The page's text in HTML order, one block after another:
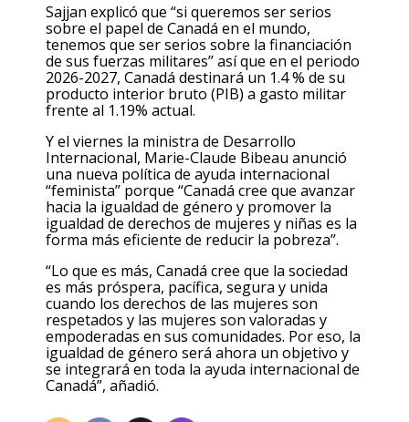
Sajjan explicó que “si queremos ser serios
sobre el papel de Canadá en el mundo,
tenemos que ser serios sobre la financiación
de sus fuerzas militares” así que en el periodo
2026-2027, Canadá destinará un 1.4 % de su
producto interior bruto (PIB) a gasto militar
frente al 1.19% actual.
Y el viernes la ministra de Desarrollo
Internacional, Marie-Claude Bibeau anunció
una nueva política de ayuda internacional
“feminista” porque “Canadá cree que avanzar
hacia la igualdad de género y promover la
igualdad de derechos de mujeres y niñas es la
forma más eficiente de reducir la pobreza”.
“Lo que es más, Canadá cree que la sociedad
es más próspera, pacífica, segura y unida
cuando los derechos de las mujeres son
respetados y las mujeres son valoradas y
empoderadas en sus comunidades. Por eso, la
igualdad de género será ahora un objetivo y
se integrará en toda la ayuda internacional de
Canadá”, añadió.